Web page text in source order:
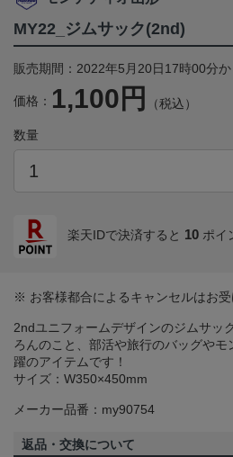
MY22_ジムサック(2nd)
販売期間：2022年5月20日17時00分か
価格： 1,100円 （税込）
数量
楽天IDで決済すると 10 ポイ
※ お客様都合によるキャンセルはお受
2ndユニフォームデザインのジムサッ
ろんのこと、部活や旅行のバッグや
躍のアイテムです！
サイズ：W350×450mm
メーカー品番：my90754
返品・交換について